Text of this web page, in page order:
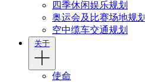
四季休闲娱乐规划
奥运会及比赛场地规划
空中缆车交通规划
关于
使命